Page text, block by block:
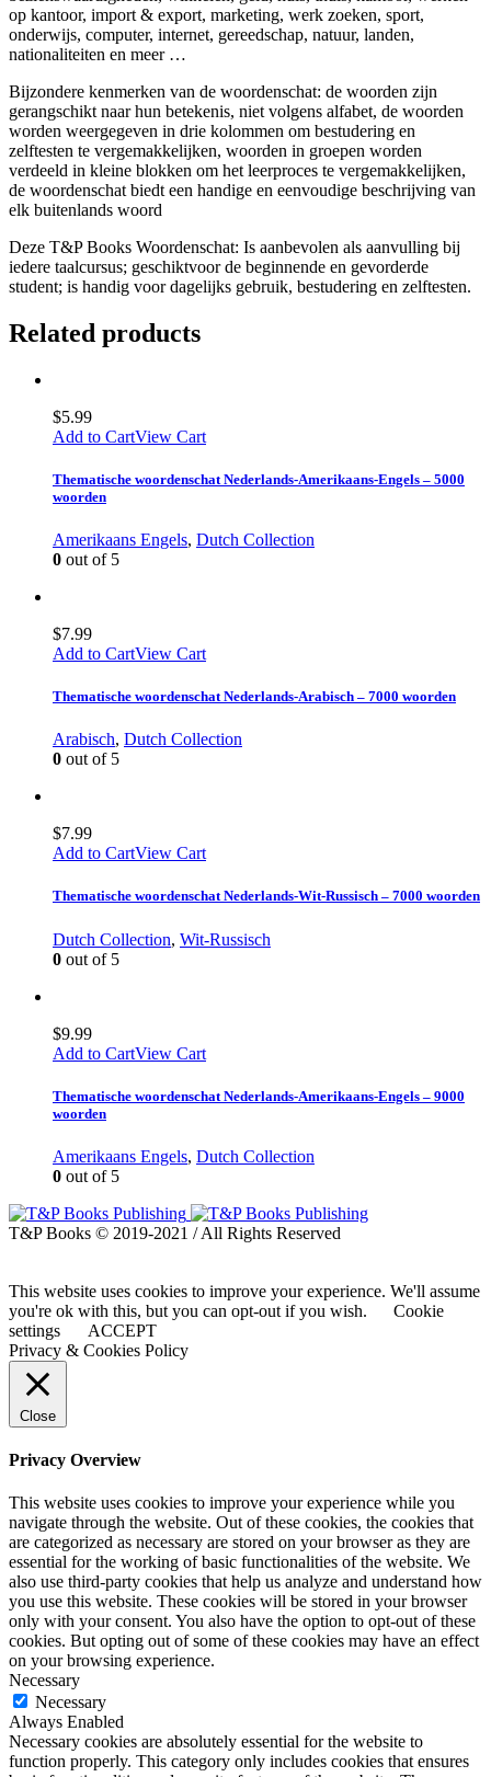
op kantoor, import & export, marketing, werk zoeken, sport,
onderwijs, computer, internet, gereedschap, natuur, landen,
nationaliteiten en meer …
Bijzondere kenmerken van de woordenschat: de woorden zijn
gerangschikt naar hun betekenis, niet volgens alfabet, de woorden
worden weergegeven in drie kolommen om bestudering en
zelftesten te vergemakkelijken, woorden in groepen worden
verdeeld in kleine blokken om het leerproces te vergemakkelijken,
de woordenschat biedt een handige en eenvoudige beschrijving van
elk buitenlands woord
Deze T&P Books Woordenschat: Is aanbevolen als aanvulling bij
iedere taalcursus; geschiktvoor de beginnende en gevorderde
student; is handig voor dagelijks gebruik, bestudering en zelftesten.
Related products
$5.99
Add to CartView Cart
Thematische woordenschat Nederlands-Amerikaans-Engels – 5000
woorden
Amerikaans Engels, Dutch Collection
0 out of 5
$7.99
Add to CartView Cart
Thematische woordenschat Nederlands-Arabisch – 7000 woorden
Arabisch, Dutch Collection
0 out of 5
$7.99
Add to CartView Cart
Thematische woordenschat Nederlands-Wit-Russisch – 7000 woorden
Dutch Collection, Wit-Russisch
0 out of 5
$9.99
Add to CartView Cart
Thematische woordenschat Nederlands-Amerikaans-Engels – 9000
woorden
Amerikaans Engels, Dutch Collection
0 out of 5
T&P Books © 2019-2021 / All Rights Reserved
This website uses cookies to improve your experience. We'll assume
you're ok with this, but you can opt-out if you wish.
Cookie
settings
ACCEPT
Privacy & Cookies Policy
Close
Privacy Overview
This website uses cookies to improve your experience while you
navigate through the website. Out of these cookies, the cookies that
are categorized as necessary are stored on your browser as they are
essential for the working of basic functionalities of the website. We
also use third-party cookies that help us analyze and understand how
you use this website. These cookies will be stored in your browser
only with your consent. You also have the option to opt-out of these
cookies. But opting out of some of these cookies may have an effect
on your browsing experience.
Necessary
Necessary
Always Enabled
Necessary cookies are absolutely essential for the website to
function properly. This category only includes cookies that ensures